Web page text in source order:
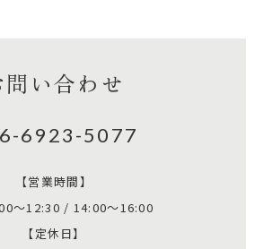
問い合わせ
6923-5077
【営業時間】
～12:30 / 14:00～16:00
【定休日】